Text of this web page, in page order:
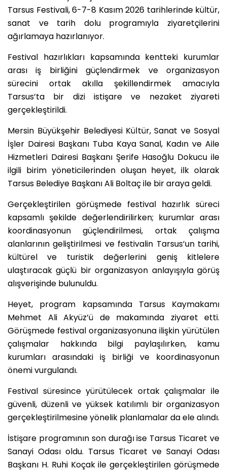
Tarsus Festivali, 6-7-8 Kasım 2026 tarihlerinde kültür,
sanat ve tarih dolu programıyla ziyaretçilerini
ağırlamaya hazırlanıyor.
Festival hazırlıkları kapsamında kentteki kurumlar
arası iş birliğini güçlendirmek ve organizasyon
sürecini ortak akılla şekillendirmek amacıyla
Tarsus’ta bir dizi istişare ve nezaket ziyareti
gerçekleştirildi.
Mersin Büyükşehir Belediyesi Kültür, Sanat ve Sosyal
İşler Dairesi Başkanı Tuba Kaya Sanal, Kadın ve Aile
Hizmetleri Dairesi Başkanı Şerife Hasoğlu Dokucu ile
ilgili birim yöneticilerinden oluşan heyet, ilk olarak
Tarsus Belediye Başkanı Ali Boltaç ile bir araya geldi.
Gerçekleştirilen görüşmede festival hazırlık süreci
kapsamlı şekilde değerlendirilirken; kurumlar arası
koordinasyonun güçlendirilmesi, ortak çalışma
alanlarının geliştirilmesi ve festivalin Tarsus’un tarihi,
kültürel ve turistik değerlerini geniş kitlelere
ulaştıracak güçlü bir organizasyon anlayışıyla görüş
alışverişinde bulunuldu.
Heyet, program kapsamında Tarsus Kaymakamı
Mehmet Ali Akyüz’ü de makamında ziyaret etti.
Görüşmede festival organizasyonuna ilişkin yürütülen
çalışmalar hakkında bilgi paylaşılırken, kamu
kurumları arasındaki iş birliği ve koordinasyonun
önemi vurgulandı.
Festival süresince yürütülecek ortak çalışmalar ile
güvenli, düzenli ve yüksek katılımlı bir organizasyon
gerçekleştirilmesine yönelik planlamalar da ele alındı.
İstişare programının son durağı ise Tarsus Ticaret ve
Sanayi Odası oldu. Tarsus Ticaret ve Sanayi Odası
Başkanı H. Ruhi Koçak ile gerçekleştirilen görüşmede